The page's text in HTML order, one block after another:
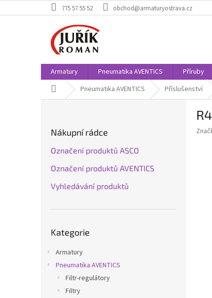
na
775 57 55 52 obchod@armaturyostrava.cz
Armatury Pneumatika AVENTICS Příruby
Domů Pneumatika AVENTICS Příslušenství
Nákupní rádce
Označení produktů ASCO
Označení produktů AVENTICS
Vyhledávání produktů
kategorie
Kategorie
Armatury
Pneumatika AVENTICS
Filtr-regulátory
Filtry